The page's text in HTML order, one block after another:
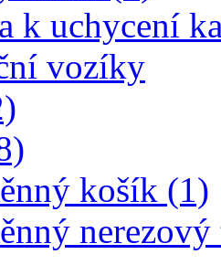
k uchycení
vozíky
košík (1)
nerezový